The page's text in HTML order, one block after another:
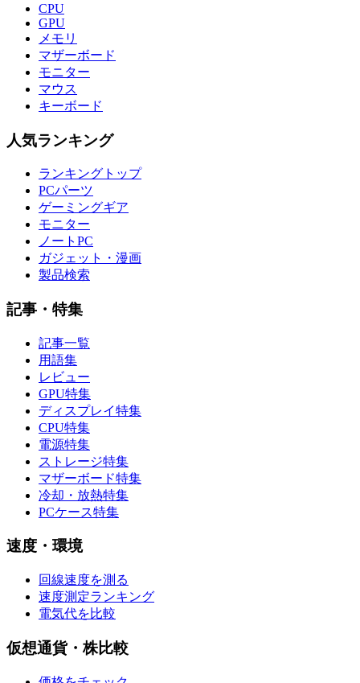
CPU
GPU
メモリ
マザーボード
モニター
マウス
キーボード
人気ランキング
ランキングトップ
PCパーツ
ゲーミングギア
モニター
ノートPC
ガジェット・漫画
製品検索
記事・特集
記事一覧
用語集
レビュー
GPU特集
ディスプレイ特集
CPU特集
電源特集
ストレージ特集
マザーボード特集
冷却・放熱特集
PCケース特集
速度・環境
回線速度を測る
速度測定ランキング
電気代を比較
仮想通貨・株比較